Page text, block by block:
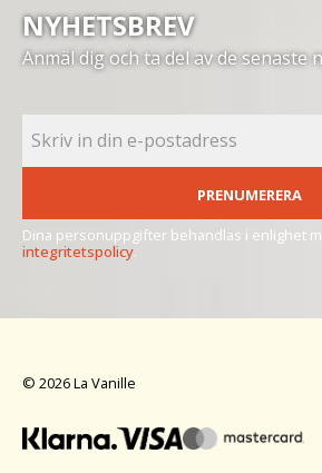
NYHETSBREV
Anmäl dig och ta del av de senaste
PRENUMERERA
Dina personuppgifter behandlas i enlighet
integritetspolicy.
© 2026 La Vanille